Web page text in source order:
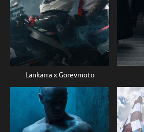
Lankarra x Gorevmoto